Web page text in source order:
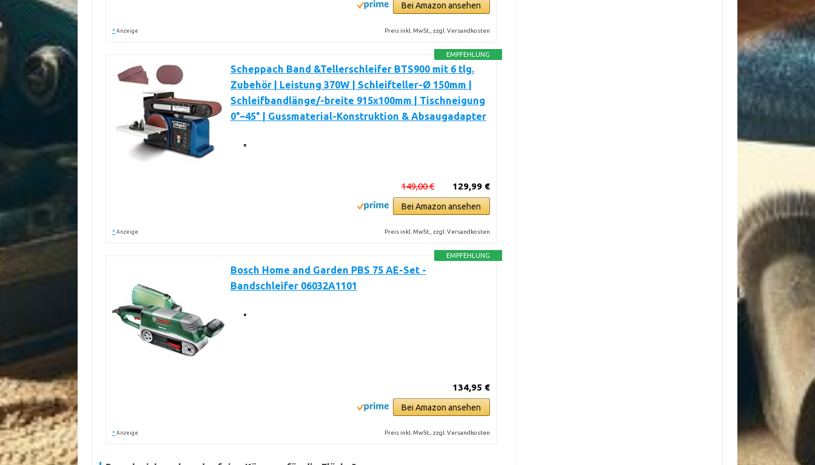
Bei Amazon ansehen
* Anzeige Preis inkl. MwSt., zzgl. Versandkosten
EMPFEHLUNG
Scheppach Band &Tellerschleifer BTS900 mit 6 tlg.
Zubehör | Leistung 370W | Schleifteller-Ø 150mm |
Schleifbandlänge/-breite 915x100mm | Tischneigung
0°–45° | Gussmaterial-Konstruktion & Absaugadapter
129,99 €
149,00 €
Bei Amazon ansehen
* Anzeige Preis inkl. MwSt., zzgl. Versandkosten
EMPFEHLUNG
Bosch Home and Garden PBS 75 AE-Set -
Bandschleifer 06032A1101
134,95 €
Bei Amazon ansehen
* Anzeige Preis inkl. MwSt., zzgl. Versandkosten